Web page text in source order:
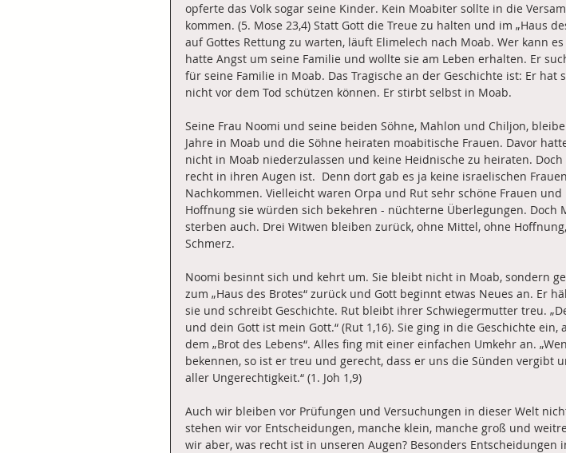
opferte das Volk sogar seine Kinder. Kein Moabiter sollte in die
kommen. (5. Mose 23,4) Statt Gott die Treue zu halten und im „Haus
auf Gottes Rettung zu warten, läuft Elimelech nach Moab. Wer kann
hatte Angst um seine Familie und wollte sie am Leben erhalten. Er
für seine Familie in Moab. Das Tragische an der Geschichte ist: Er hat
nicht vor dem Tod schützen können. Er stirbt selbst in Moab.
Seine Frau Noomi und seine beiden Söhne, Mahlon und Chiljon,
Jahre in Moab und die Söhne heiraten moabitische Frauen. Davor
nicht in Moab niederzulassen und keine Heidnische zu heiraten. Doch
recht in ihren Augen ist.  Denn dort gab es ja keine israelischen
Nachkommen. Vielleicht waren Orpa und Rut sehr schöne Frauen
Hoffnung sie würden sich bekehren - nüchterne Überlegungen. Doch
sterben auch. Drei Witwen bleiben zurück, ohne Mittel, ohne
Schmerz.
Noomi besinnt sich und kehrt um. Sie bleibt nicht in Moab, sondern
zum „Haus des Brotes“ zurück und Gott beginnt etwas Neues an. Er
sie und schreibt Geschichte. Rut bleibt ihrer Schwiegermutter treu.
und dein Gott ist mein Gott.“ (Rut 1,16). Sie ging in die Geschichte ein,
dem „Brot des Lebens“. Alles fing mit einer einfachen Umkehr an.
bekennen, so ist er treu und gerecht, dass er uns die Sünden vergibt
aller Ungerechtigkeit.“ (1. Joh 1,9)
Auch wir bleiben vor Prüfungen und Versuchungen in dieser Welt
stehen wir vor Entscheidungen, manche klein, manche groß und
wir aber, was recht ist in unseren Augen? Besonders Entscheidungen